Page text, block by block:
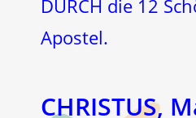
DURCH die 12
Apostel.
CHRISTUS,